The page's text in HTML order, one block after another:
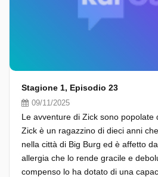
Stagione 1, Episodio 23
09/11/2025
Le avventure di Zick sono popolate
Zick è un ragazzino di dieci anni
nella città di Big Burg ed è affetto
allergia che lo rende gracile e
compenso lo ha dotato di una